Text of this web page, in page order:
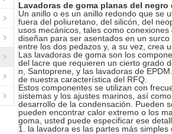
Lavadoras de goma planas del negro
Un anillo o es un anillo redondo que se
fuera del poliuretano, del silicón, del
usos mecánicos, tales como
diseñan para ser asentados en un
entre los dos pedazos y, a su vez, crea
Las lavadoras de goma son los
del lacre que requieren un cierto grado
n, Santoprene, y las lavadoras de
de nuestra característica del RFQ.
Estos componentes se utilizan con
sistemas y los ajustes marinos, así
desarrollo de la condensación. Pueden
pueden encontrar calor extremo o los
goma, usted puede especificar ese
1. la lavadora es las partes más